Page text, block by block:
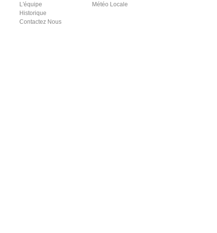
L'équipe
Historique
Contactez Nous
Météo Locale